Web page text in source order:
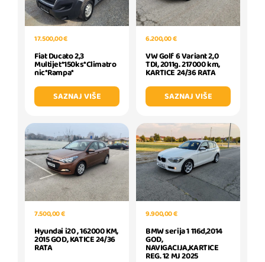
17.500,00 €
Fiat Ducato 2,3
Multijet*150ks*Climatro
nic*Rampa*
SAZNAJ VIŠE
6.200,00 €
VW Golf 6 Variant 2,0
TDI, 2011g. 217000 km,
KARTICE 24/36 RATA
SAZNAJ VIŠE
7.500,00 €
Hyundai i20 , 162000 KM,
2015 GOD, KATICE 24/36
RATA
9.900,00 €
BMW serija 1 116d,2014
GOD,
NAVIGACIJA,KARTICE
REG. 12 MJ 2025